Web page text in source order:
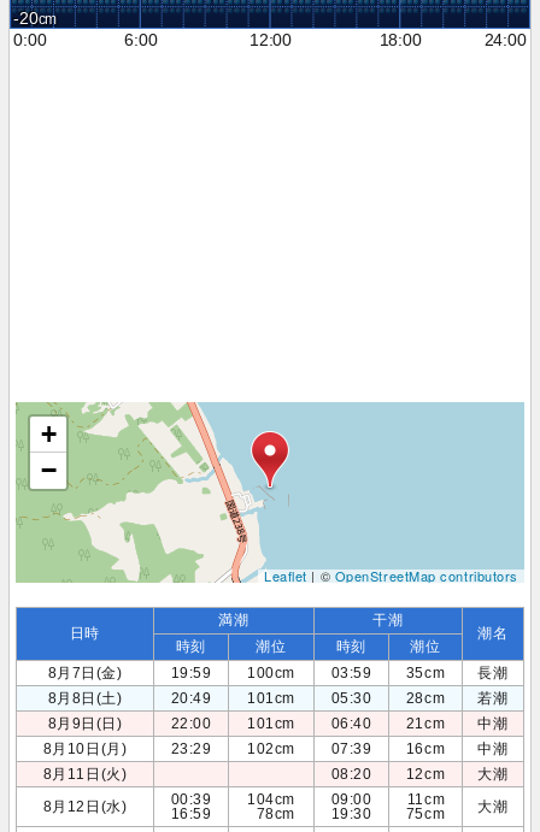
-20
0:00
6:00 12:00 18:00 24:00
+
−
Leaflet| ©OpenStreetMap contributors
日時
満潮 干潮
潮名
時刻 潮位 時刻
潮位
8月7日(金)
19:59 100cm 03:59 35cm
長潮
8月8日(土)
20:49 101cm 05:30 28cm
若潮
8月9日(日)
22:00 101cm 06:40 21cm
中潮
8月10日(月)
23:29 102cm 07:39 16cm
中潮
8月11日(火)
08:20 12cm
大潮
8月12日(水)
00:39
16:59
104cm
78cm
09:00
19:30
11cm
75cm
大潮